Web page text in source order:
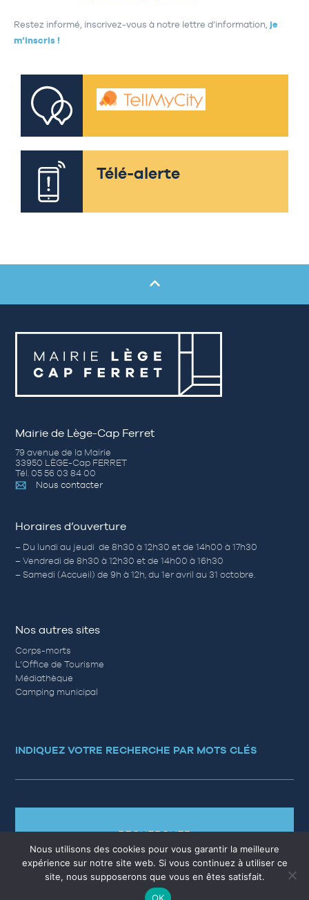
Restez informé, inscrivez-vous à notre lettre d’information, je
m’inscris !
Télé-alerte
Mairie de Lège-Cap Ferret
79 avenue de la Mairie
33950 LÈGE-Cap FERRET
Tél. 05 56 03 84 00
Nous contacter
Horaires d’ouverture
– Du lundi au jeudi de 8h30 à 12h30 et de 14h00 à 17h30
– Vendredi de 8h30 à 12h30 et de 14h00 à 16h30
– Samedi (Accueil) de 9h à 12h, du 1er avril au 31 octobre.
Nos autres sites
Corps-morts
L’Office de Tourisme
Médiathèque
Camping municipal
INDIQUEZ VOTRE RECHERCHE PAR MOTS CLÉS
RECHERCHER
Nous utilisons des cookies pour vous garantir la meilleure
expérience sur notre site web. Si vous continuez à utiliser ce
site, nous supposerons que vous en êtes satisfait.
OK